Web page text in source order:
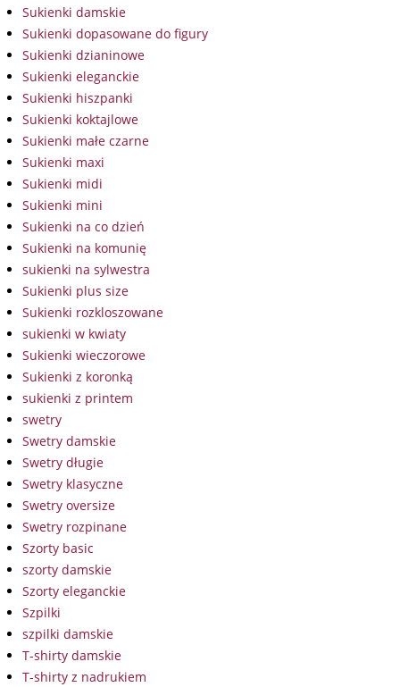
Sukienki damskie
Sukienki dopasowane do figury
Sukienki dzianinowe
Sukienki eleganckie
Sukienki hiszpanki
Sukienki koktajlowe
Sukienki małe czarne
Sukienki maxi
Sukienki midi
Sukienki mini
Sukienki na co dzień
Sukienki na komunię
sukienki na sylwestra
Sukienki plus size
Sukienki rozkloszowane
sukienki w kwiaty
Sukienki wieczorowe
Sukienki z koronką
sukienki z printem
swetry
Swetry damskie
Swetry długie
Swetry klasyczne
Swetry oversize
Swetry rozpinane
Szorty basic
szorty damskie
Szorty eleganckie
Szpilki
szpilki damskie
T-shirty damskie
T-shirty z nadrukiem